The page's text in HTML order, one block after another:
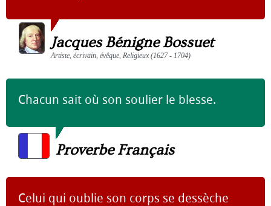
Jacques Bénigne Bossuet
Artiste, écrivain, évêque, Religieux (1627 - 1704)
Chacun sait où son soulier le blesse.
Proverbe Français
Celui qui oublie son corps se dessèche